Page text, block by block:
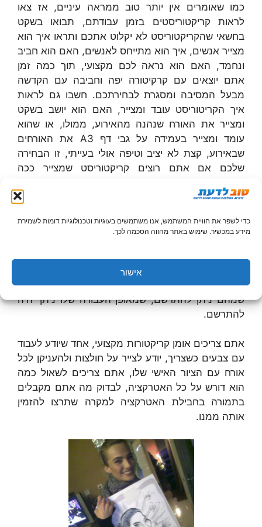
כדי לשפר את חוויית המשתמש, אנו משתמשים בעוגיות וטכנולוגיות דומות לשמירת
מידע במכשיר. שימוש באתר מהווה הסכמה לכך.
אישור
כמו שאומרים אין יותר טוב ממראה עיניים, אז צאו
לראות קריקטוריסטים בזמן עבודתם, תבואו בשקט
בחשאי שהקריקטוריסט לא יקלוט אתכם ותראו איך הוא
מצייר אנשים, איך הוא מתייחס לאנשים, האם הוא חביב
ונחמד, האם הוא נראה לכם מקצועי, תוך כמה זמן
אתם יוצאים עם קרקיטורה יפה וחביבה עם הקדשה
מבעל המסיבה ומסגרת לבחירתכם. חשבו גם לראות
איך הקריטוריסט עובד ומצייר, האם הוא יושב בשקט
ומצייר את האורח שנהנה מהאירוע, ממולו, או שהוא
עומד ומצייר בעמידה על גבי דף A3 את האורחים
שבאירוע, קצת לא יציב וטיפה אולי בעייתי, זו הבחירה
שלכם אם אתם רוצים קריקטוריסט שמצייר ככה
לכם שהוא מבין בחוקי הציור, יודע לצייר בקווים העדינים
ליצור קומפוזיציות יפות ומעניינות של כל אורח ואורח
באומנות שלו, לאילו אירועים הזמינו אותו, יהיה נחמד
אם הוא היה שם תמונות מאירועים שבהם הוא היה
שמהם ניתן להתרשם, שמאופן העבודה שלו ניתן יהיה
להתרשם.
אתם צריכים אומן קריקטורות מקצועי, אחד שיודע לעבוד
עם צבעים כשצריך, יודע לצייר על חולצות ולהעניקן לכל
אורח עם הציור האישי שלו, אתם צריכים לשאול כמה
הוא דורש על כל האטרקציה, לבדוק מה אתם מקבלים
בתמורה בחבילת האטרקציה למקרה שתרצו להזמין
אותה ממנו.